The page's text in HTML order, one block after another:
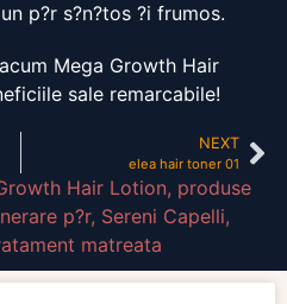
p?r s?n?tos ?i frumos.
Mega Growth Hair
sale remarcabile!
NEXT
elea hair toner 01
Hair Lotion, produse
p?r, Sereni Capelli,
matreata